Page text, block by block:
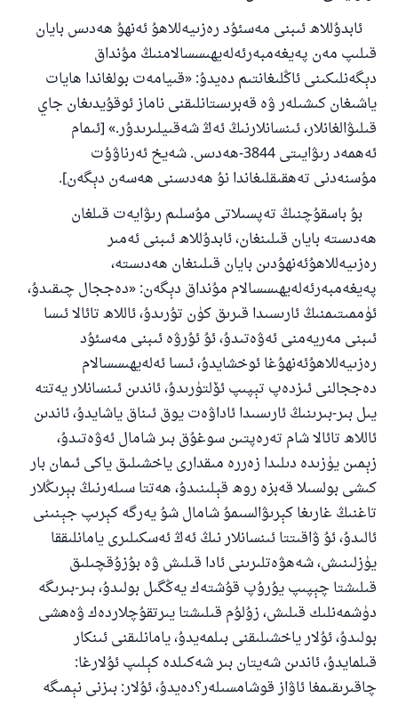
ئابدۇللاھ ئىبنى مەسئۇد رەزىيەللاھۇ ئەنھۇ ھەدىس بايان
قىلىپ مەن پەيغەمبەرئەلەيھىسسالامنىڭ مۇنداق
دېگەنلىكىنى ئاڭلىغانتىم دەيدۇ:«قىيامەت بولغاندا ھايات
ياشىغان كىشىلەر ۋە قەبرىستانلىقنى ناماز ئوقۇيدىغان جاي
قىلىۋالغانلار، ئىنسانلارنىڭ ئەڭ شەقىيلىرىدۇر.» [ئىمام
ئەھمەد رىۋايىتى 3844-ھەدىس. شەيخ ئەرناۋۇت
مۇسنەدنى تەھقىقلىغاندا نۇ ھەدىسنى ھەسەن دېگەن].
بۇ باسقۇچنىڭ تەپسىلاتى مۇسلىم رىۋايەت قىلغان
ھەدىستە بايان قىلىنغان، ئابدۇللاھ ئىبنى ئەمىر
رەزىيەللاھۇئەنھۇدىن بايان قىلىنغان ھەدىستە،
پەيغەمبەرئەلەيھىسسالام مۇنداق دېگەن:«دەججال چىقىدۇ،
ئۈممىتىمنىڭ ئارىسىدا قىرىق كۈن تۇرىدۇ، ئاللاھ تائالا ئىسا
ئىبنى مەريەمنى ئەۋەتىدۇ، ئۇ ئۇرۋە ئىبنى مەسئۇد
رەزىيەللاھۇئەنھۇغا ئوخشايدۇ، ئىسا ئەلەيھىسسالام
دەججالنى ئىزدەپ تېپىپ ئۆلتۈرىدۇ، ئاندىن ئىنسانلار يەتتە
يىل بىر-بىرىنىڭ ئارىسىدا ئاداۋەت يوق ئىناق ياشايدۇ، ئاندىن
ئاللاھ تائالا شام تەرەپتىن سوغۇق بىر شامال ئەۋەتىدۇ،
زېمىن يۈزىدە دىلىدا زەررە مىقدارى ياخشىلىق ياكى ئىمان بار
كىشى بولسىلا قەبزە روھ قېلىنىدۇ، ھەتتا سىلەرنىڭ بېرىڭلار
تاغنىڭ غارىغا كېرىۋالسىمۇ شامال شۇ يەرگە كېرىپ جېنىنى
ئالىدۇ، ئۇ ۋاقىتتا ئىنسانلار نىڭ ئەڭ ئەسكىلىرى يامانلىققا
يۈزلىنىش، شەھۋەتلىرىنى ئادا قىلىش ۋە بۇزۇقچىلىق
قىلىشتا چېپىپ يۇرۇپ قۇشتەك يەڭگىل بولىدۇ، بىر-بىرىگە
دۈشمەنلىك قىلىش، زۇلۇم قىلىشتا يىرتقۇچلاردەك ۋەھشى
بولىدۇ، ئۇلار ياخشىلىقنى بىلمەيدۇ، يامانلىقنى ئىنكار
قىلمايدۇ، ئاندىن شەيتان بىر شەكىلدە كېلىپ ئۇلارغا:
چاقىرىقىمغا ئاۋاز قوشامسىلەر؟دەيدۇ، ئۇلار:بىزنى نېمىگە
ياخشىلىققا باشلارپ قويغان كىشى قىلغۇچىغا
ئوخشاش ساۋاپقا ئېرىشىدۇ
مۇسلىم رىۋايەت قىلغان (1893) ھەدىس
ئىئائە